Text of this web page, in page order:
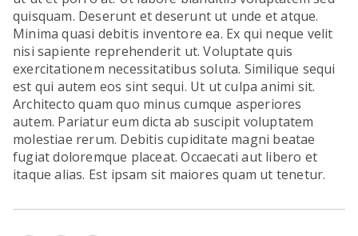
quisquam. Deserunt et deserunt ut unde et atque.
Minima quasi debitis inventore ea. Ex qui neque velit
nisi sapiente reprehenderit ut. Voluptate quis
exercitationem necessitatibus soluta. Similique sequi
est qui autem eos sint sequi. Ut ut culpa animi sit.
Architecto quam quo minus cumque asperiores
autem. Pariatur eum dicta ab suscipit voluptatem
molestiae rerum. Debitis cupiditate magni beatae
fugiat doloremque placeat. Occaecati aut libero et
itaque alias. Est ipsam sit maiores quam ut tenetur.